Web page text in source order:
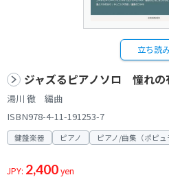
立ち読
ジャズるピアノソロ 憧れの
湯川 徹 編曲
ISBN978-4-11-191253-7
鍵盤楽器 ピアノ ピアノ/曲集（ポピュ
JPY: 2,400yen